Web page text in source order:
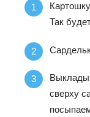
Так
сверху